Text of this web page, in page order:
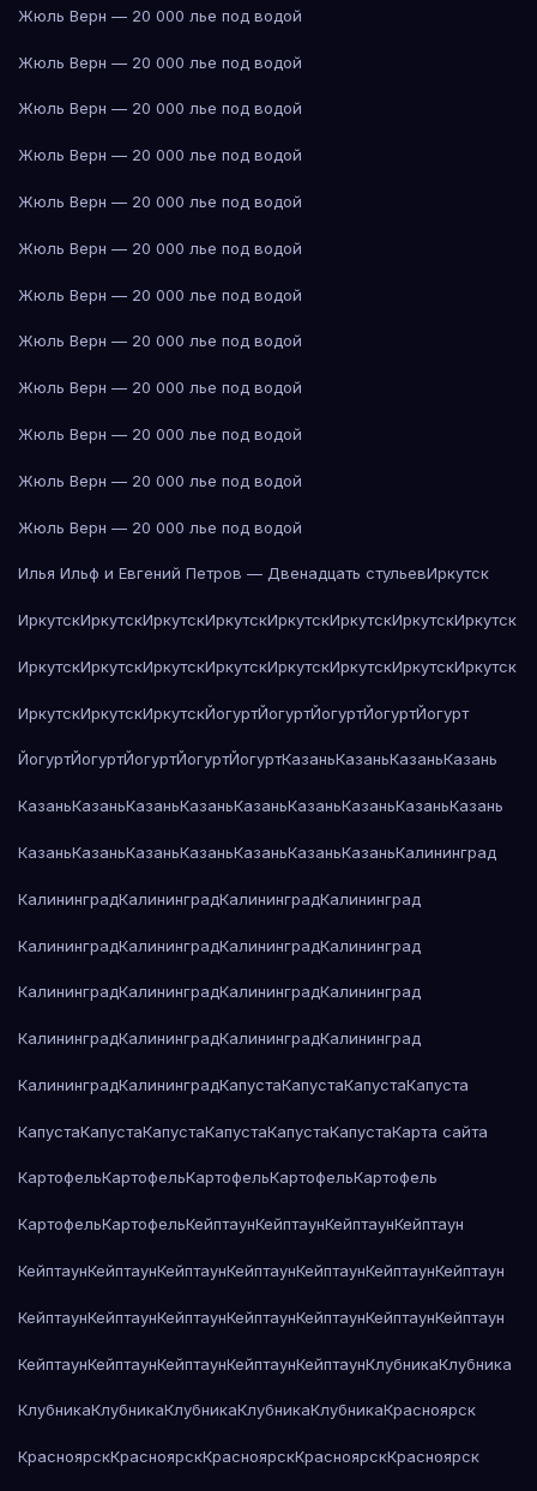
Жюль Верн — 20 000 лье под водой
Жюль Верн — 20 000 лье под водой
Жюль Верн — 20 000 лье под водой
Жюль Верн — 20 000 лье под водой
Жюль Верн — 20 000 лье под водой
Жюль Верн — 20 000 лье под водой
Жюль Верн — 20 000 лье под водой
Жюль Верн — 20 000 лье под водой
Жюль Верн — 20 000 лье под водой
Жюль Верн — 20 000 лье под водой
Жюль Верн — 20 000 лье под водой
Жюль Верн — 20 000 лье под водой
Илья Ильф и Евгений Петров — Двенадцать стульевИркутск
ИркутскИркутскИркутскИркутскИркутскИркутскИркутскИркутск
ИркутскИркутскИркутскИркутскИркутскИркутскИркутскИркутск
ИркутскИркутскИркутскЙогуртЙогуртЙогуртЙогуртЙогурт
ЙогуртЙогуртЙогуртЙогуртЙогуртКазаньКазаньКазаньКазань
КазаньКазаньКазаньКазаньКазаньКазаньКазаньКазаньКазань
КазаньКазаньКазаньКазаньКазаньКазаньКазаньКалининград
КалининградКалининградКалининградКалининград
КалининградКалининградКалининградКалининград
КалининградКалининградКалининградКалининград
КалининградКалининградКалининградКалининград
КалининградКалининградКапустаКапустаКапустаКапуста
КапустаКапустаКапустаКапустаКапустаКапустаКарта сайта
КартофельКартофельКартофельКартофельКартофель
КартофельКартофельКейптаунКейптаунКейптаунКейптаун
КейптаунКейптаунКейптаунКейптаунКейптаунКейптаунКейптаун
КейптаунКейптаунКейптаунКейптаунКейптаунКейптаунКейптаун
КейптаунКейптаунКейптаунКейптаунКейптаунКлубникаКлубника
КлубникаКлубникаКлубникаКлубникаКлубникаКрасноярск
КрасноярскКрасноярскКрасноярскКрасноярскКрасноярск